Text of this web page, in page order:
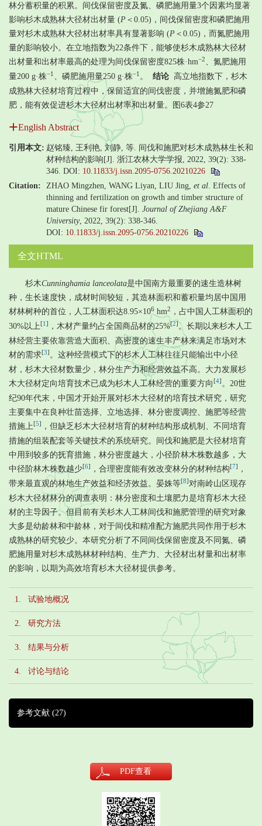
林分蓄积量的积累。间伐保留密度及氮、磷肥施用量3个因素均显著
影响杉木成熟林大径材出材量 (P ＜0.05)，间伐保留密度和磷肥施用
量对杉木成熟林大径材出材率具有显著影响 (P ＜0.05)，而氮肥施用
量的影响较小。在立地指数为22条件下，能够使杉木成熟林大径材
出材量和出材率最高的处理为间伐保留密度825株·hm−2
、氮肥施用
量200 g·株−1 、磷肥施用量250 g·株−1 。 结论 高立地指数下，杉木
成熟林大径材培育过程中，保留适宜的间伐密度，并增施氮肥和磷
肥，能有效促进杉木大径材出材率和出材量。图6表4参27
English Abstract
引用本文: 赵铭臻, 王利艳, 刘静, 等. 间伐和施肥对杉木成熟林生长和
材种结构的影响[J]. 浙江农林大学学报, 2022, 39(2): 338-
346. DOI: 10.11833/j.issn.2095-0756.20210226
Citation:
ZHAO Mingzhen, WANG Liyan, LIU Jing, et al . Effects of
thinning and fertilization on growth and timber structure of
mature Chinese fir forest[J]. Journal of Zhejiang A&F
University, 2022, 39(2): 338-346.
DOI: 10.11833/j.issn.2095-0756.20210226
全文HTML
杉木Cunninghamia lanceolata是中国南方最重要的速生造林树
种，生长速度快，成材时间较短，其造林面积和蓄积量均居中国用
材林树种的首位，人工林面积达8.95×106 hm2
，占中国人工林面积的
30%以上 [1 ] ，木材产量约占全国商品材的25%[2] 。长期以来杉木人工
林经营主要依靠营造大面积、高密度的速生丰产林来满足市场对木
材的需求[3] 。这种经营模式下的杉木人工林往往只能输出中小径
材，杉木大径材数量少，林分生产力和经营效益不高。大力发展杉
木大径材定向培育技术已成为杉木人工林经营的重要方向 [4] 。20世
纪90年代末，中国才开始开展对杉木大径材的培育技术研究，研究
主要集中在良种壮苗选择、立地选择、林分密度调控、施肥等经营
措施上 [5]
，但缺乏杉木大径材培育的材种结构形成机制、不同培育
措施的组装配套等关键技术的系统研究。间伐和施肥是大径材培育
中用到较多的抚育措施，林分密度越大，小径阶林木株数越多，大
中径阶林木株数越少[6] ，合理密度能有效改变林分的材种结构[7]
，
带来最直观的林地生产效益和经济效益。晏姝等[8] 对南岭山区现存
杉木大径材林分的调查表明：林分密度和土壤肥力是培育杉木大径
材的主导因子。但目前有关杉木人工林间伐和施肥管理的研究对象
大多是幼龄林和中龄林，对于间伐和精准配方施肥共同作用于杉木
成熟林的研究较少。本研究分析了不同间伐保留密度及不同氮、磷
肥施用量对杉木成熟林材种结构、生产力、大径材出材量和出材率
的影响，以期为高效培育杉木大径材提供参考。
1. 试验地概况
2. 研究方法
3. 结果与分析
4. 讨论与结论
参考文献 (27)
PDF查看